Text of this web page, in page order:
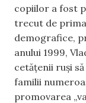
copiilor a fost
trecut de
demografice,
anului 1999,
cetățenii ruși
familii
promovarea